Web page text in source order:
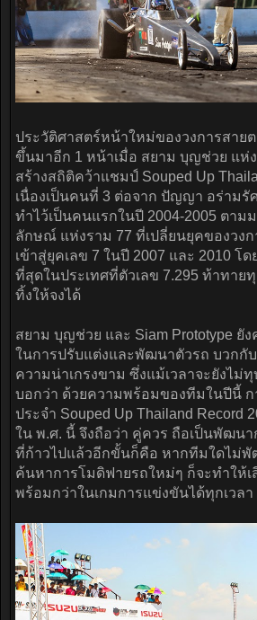
ประวัติศาสตร์หน้าใหม่ของวงการสายต
ขึ้นมาอีก 1 หน้าเมื่อ สยาม บุญช่วย แห่ง
สร้างสถิติคว้าแชมป์ Souped Up
เนื่องเป็นคนที่ 3 ต่อจาก ปัญญา อร่ามรั
ทำไว้เป็นคนแรกในปี 2004-2005 ตา
ลักษณ์ แห่งราม 77 ที่เปลี่ยนยุคของวงก
เข้าสู่ยุคเลข 7 ในปี 2007 และ 2010 โ
ที่สุดในประเทศที่ตัวเลข 7.295 ท้าทา
ทิ้งให้จงได้
สยาม บุญช่วย และ Siam Prototype ยัง
ในการปรับแต่งและพัฒนาตัวรถ บวกกั
ความน่าเกรงขาม ซึ่งแม้เวลาจะยังไม่
บอกว่า ด้วยความพร้อมของทีมในปีนี้
ประจำ Souped Up Thailand Record
ใน พ.ศ. นี้ จึงถือว่า คู่ควร ถือเป็นพัฒนา
ที่ก้าวไปแล้วอีกขั้นก็คือ หากทีมใดไม่พั
ค้นหาการโมดิฟายรถใหม่ๆ ก็จะทำให้
พร้อมกว่าในเกมการแข่งขันได้ทุกเวลา